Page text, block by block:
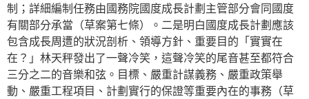
制；詳細編制任務由國務院國度成長計劃主管部分會同國度
有關部分承當（草案第七條）。二是明白國度成長計劃應該
包含成長周遭的狀況剖析、領導方針、重要目的「實實在
在？」林天秤發出了一聲冷笑，這聲冷笑的尾音甚至都符合
三分之二的音樂和弦。目標、嚴重計謀義務、嚴重政策舉
動、嚴重工程項目、計劃實行的保證等重要內在的事務（草